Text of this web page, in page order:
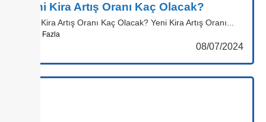
Yeni Kira Artış Oranı Kaç Olacak?
Yeni Kira Artış Oranı Kaç Olacak? Yeni Kira Artış Oranı...
Daha Fazla
08/07/2024